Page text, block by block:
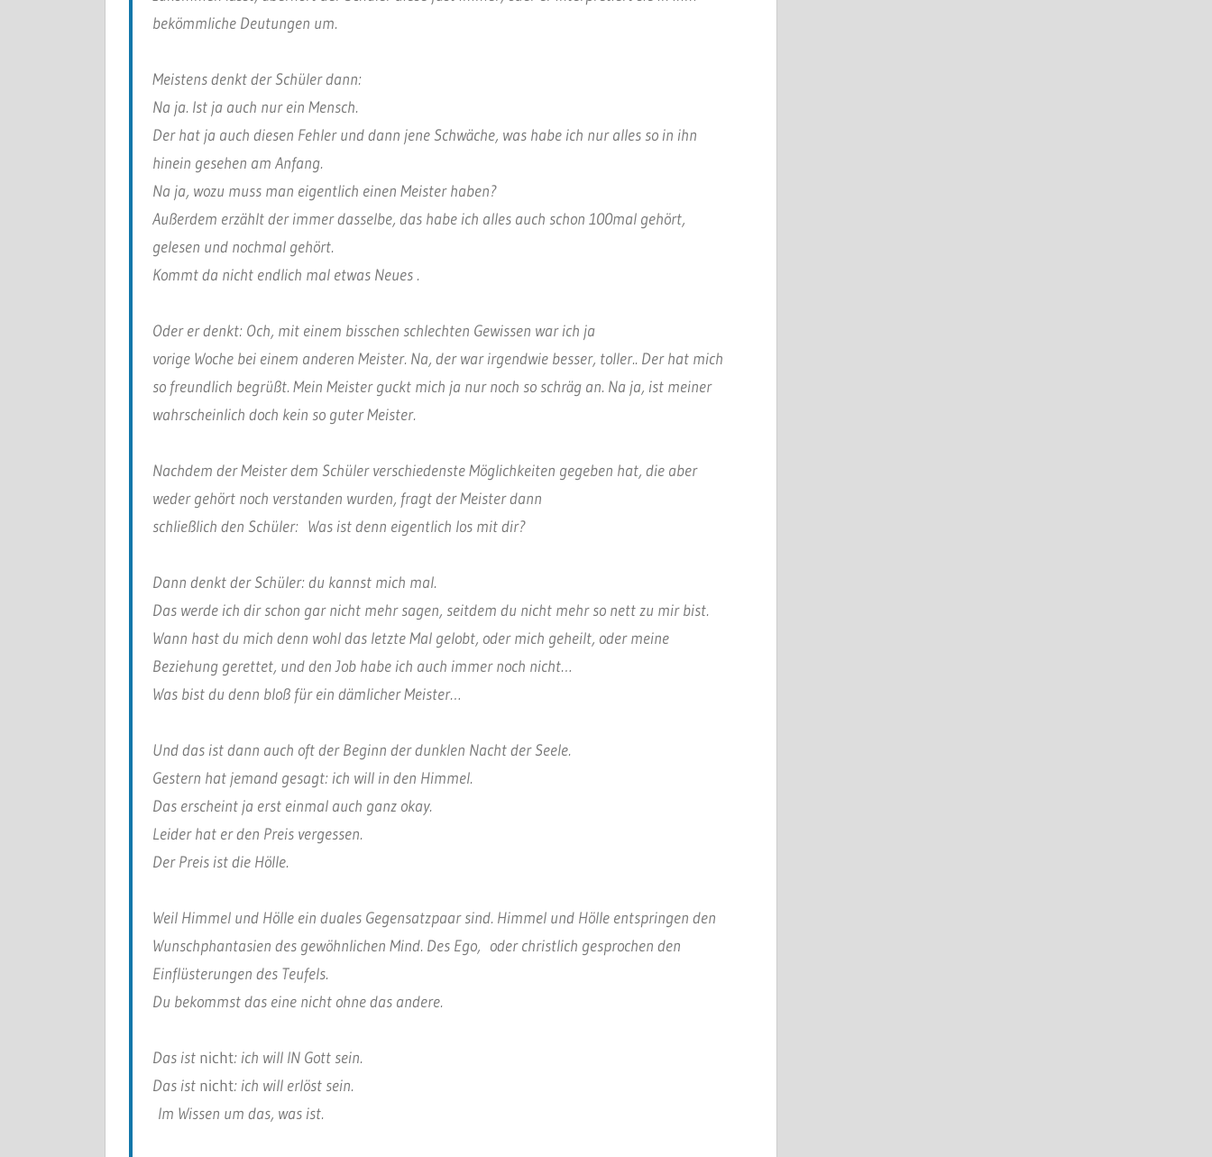
bekömmliche Deutungen um.
Meistens denkt der Schüler dann:
Na ja. Ist ja auch nur ein Mensch.
Der hat ja auch diesen Fehler und dann jene Schwäche, was habe ich nur alles so in ihn
hinein gesehen am Anfang.
Na ja, wozu muss man eigentlich einen Meister haben?
Außerdem erzählt der immer dasselbe, das habe ich alles auch schon 100mal gehört,
gelesen und nochmal gehört.
Kommt da nicht endlich mal etwas Neues .
Oder er denkt: Och, mit einem bisschen schlechten Gewissen war ich ja
vorige Woche bei einem anderen Meister. Na, der war irgendwie besser, toller.. Der hat mich
so freundlich begrüßt. Mein Meister guckt mich ja nur noch so schräg an. Na ja, ist meiner
wahrscheinlich doch kein so guter Meister.
Nachdem der Meister dem Schüler verschiedenste Möglichkeiten gegeben hat, die aber
weder gehört noch verstanden wurden, fragt der Meister dann
schließlich den Schüler: Was ist denn eigentlich los mit dir?
Dann denkt der Schüler: du kannst mich mal.
Das werde ich dir schon gar nicht mehr sagen, seitdem du nicht mehr so nett zu mir bist.
Wann hast du mich denn wohl das letzte Mal gelobt, oder mich geheilt, oder meine
Beziehung gerettet, und den Job habe ich auch immer noch nicht…
Was bist du denn bloß für ein dämlicher Meister…
Und das ist dann auch oft der Beginn der dunklen Nacht der Seele.
Gestern hat jemand gesagt: ich will in den Himmel.
Das erscheint ja erst einmal auch ganz okay.
Leider hat er den Preis vergessen.
Der Preis ist die Hölle.
Weil Himmel und Hölle ein duales Gegensatzpaar sind. Himmel und Hölle entspringen den
Wunschphantasien des gewöhnlichen Mind. Des Ego, oder christlich gesprochen den
Einflüsterungen des Teufels.
Du bekommst das eine nicht ohne das andere.
Das ist nicht: ich will IN Gott sein.
Das ist nicht: ich will erlöst sein.
Im Wissen um das, was ist.